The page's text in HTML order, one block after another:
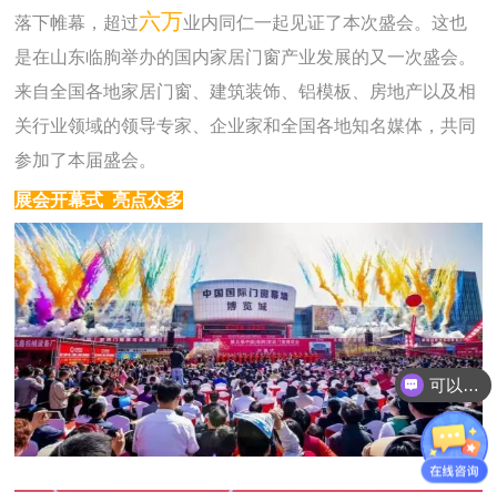
落下帷幕， 超过六万业内同仁一起见证了本次盛会。这也
是在山东临朐举办的国内家居门窗产业发展的又一次盛会。
来自全国各地家居门窗、建筑装饰、铝模板、房地产以及相
关行业领域的领导专家、企业家和全国各地知名媒体，共同
参加了本届盛会。
展会开幕式 亮点众多
可以介绍下你们的产品么？